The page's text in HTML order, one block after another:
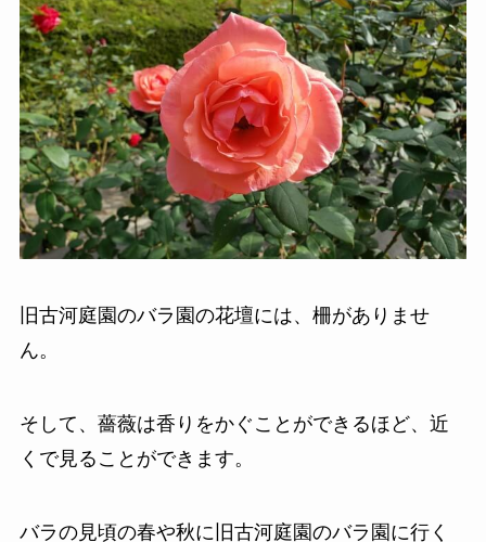
旧古河庭園のバラ園の花壇には、柵がありませ
ん。
そして、薔薇は香りをかぐことができるほど、近
くで見ることができます。
バラの見頃の春や秋に旧古河庭園のバラ園に行く